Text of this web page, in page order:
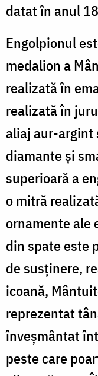
datat în anul
Engolpionul
medalion a
realizată în
realizată în
aliaj aur-argint
diamante și
superioară a
o mitră
ornamente ale
din spate este
de susținere,
icoană,
reprezentat
înveșmântat
peste care